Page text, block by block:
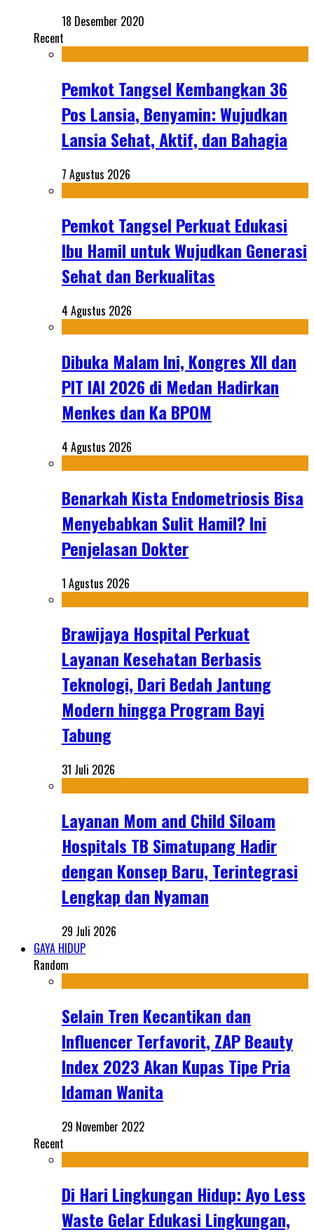
18 Desember 2020
Recent
Pemkot Tangsel Kembangkan 36
Pos Lansia, Benyamin: Wujudkan
Lansia Sehat, Aktif, dan Bahagia
7 Agustus 2026
Pemkot Tangsel Perkuat Edukasi
Ibu Hamil untuk Wujudkan Generasi
Sehat dan Berkualitas
4 Agustus 2026
Dibuka Malam Ini, Kongres XII dan
PIT IAI 2026 di Medan Hadirkan
Menkes dan Ka BPOM
4 Agustus 2026
Benarkah Kista Endometriosis Bisa
Menyebabkan Sulit Hamil? Ini
Penjelasan Dokter
1 Agustus 2026
Brawijaya Hospital Perkuat
Layanan Kesehatan Berbasis
Teknologi, Dari Bedah Jantung
Modern hingga Program Bayi
Tabung
31 Juli 2026
Layanan Mom and Child Siloam
Hospitals TB Simatupang Hadir
dengan Konsep Baru, Terintegrasi
Lengkap dan Nyaman
29 Juli 2026
GAYA HIDUP
Random
Selain Tren Kecantikan dan
Influencer Terfavorit, ZAP Beauty
Index 2023 Akan Kupas Tipe Pria
Idaman Wanita
29 November 2022
Recent
Di Hari Lingkungan Hidup: Ayo Less
Waste Gelar Edukasi Lingkungan,